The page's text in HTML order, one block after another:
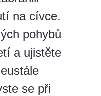
na cívce.
pohybů
a ujistěte
se při